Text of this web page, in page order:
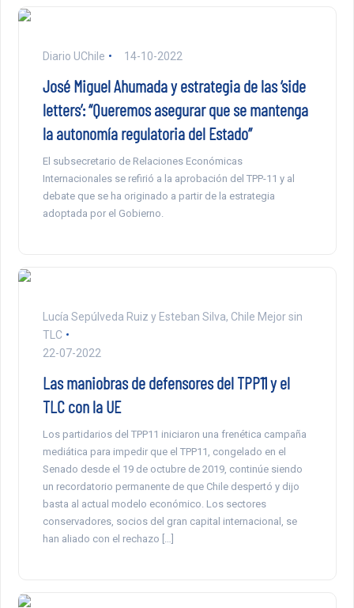
Diario UChile 14-10-2022
José Miguel Ahumada y estrategia de las ‘side
letters’: “Queremos asegurar que se mantenga
la autonomía regulatoria del Estado”
El subsecretario de Relaciones Económicas
Internacionales se refirió a la aprobación del TPP-11 y al
debate que se ha originado a partir de la estrategia
adoptada por el Gobierno.
Lucía Sepúlveda Ruiz y Esteban Silva, Chile Mejor sin
TLC
22-07-2022
Las maniobras de defensores del TPP11 y el
TLC con la UE
Los partidarios del TPP11 iniciaron una frenética campaña
mediática para impedir que el TPP11, congelado en el
Senado desde el 19 de octubre de 2019, continúe siendo
un recordatorio permanente de que Chile despertó y dijo
basta al actual modelo económico. Los sectores
conservadores, socios del gran capital internacional, se
han aliado con el rechazo […]